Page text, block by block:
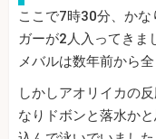
ここで7時30分、か
ガーが2人入ってきま
メバルは数年前から
しかしアオリイカの
なりドボンと落水か